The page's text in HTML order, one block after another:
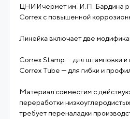
ЦНИИчермет им. И.П. Бардина
Correx с повышенной
Линейка включает две
Correx Stamp — для штамповки и
Correx Tube — для гибки и
Материал совместим с
переработки
требует переналадки